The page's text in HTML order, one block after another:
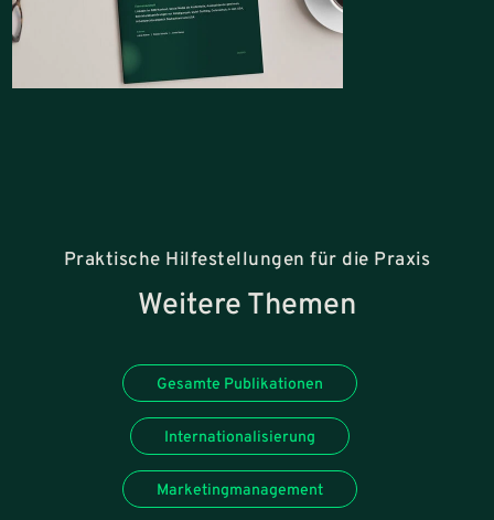
Praktische Hilfestellungen für die Praxis
Weitere Themen
Gesamte Publikationen
Internationalisierung
Marketingmanagement